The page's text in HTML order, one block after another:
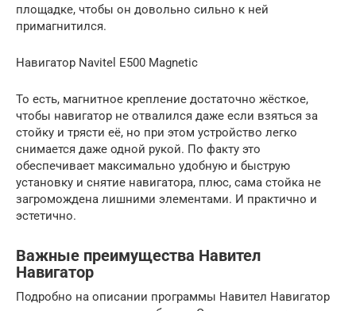
площадке, чтобы он довольно сильно к ней
примагнитился.
Навигатор Navitel E500 Magnetic
То есть, магнитное крепление достаточно жёсткое,
чтобы навигатор не отвалился даже если взяться за
стойку и трясти её, но при этом устройство легко
снимается даже одной рукой. По факту это
обеспечивает максимально удобную и быструю
установку и снятие навигатора, плюс, сама стойка не
загромождена лишними элементами. И практично и
эстетично.
Важные преимущества Навител
Навигатор
Подробно на описании программы Навител Навигатор